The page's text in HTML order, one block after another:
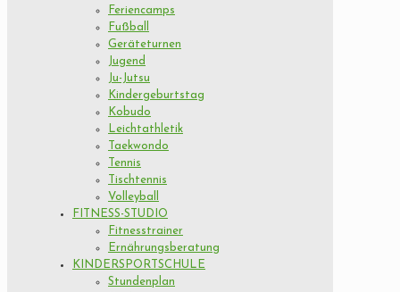
Feriencamps
Fußball
Geräteturnen
Jugend
Ju-Jutsu
Kindergeburtstag
Kobudo
Leichtathletik
Taekwondo
Tennis
Tischtennis
Volleyball
FITNESS-STUDIO
Fitnesstrainer
Ernährungsberatung
KINDERSPORTSCHULE
Stundenplan